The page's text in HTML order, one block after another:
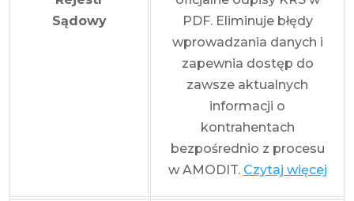
Sądowy
PDF. Eliminuje błędy
wprowadzania danych i
zapewnia dostęp do
zawsze aktualnych
informacji o
kontrahentach
bezpośrednio z procesu
w AMODIT. Czytaj więcej